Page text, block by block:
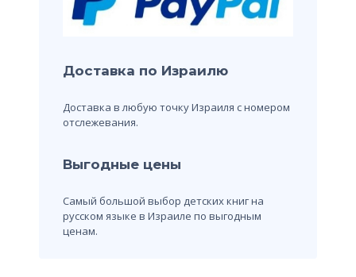
Доставка по Израилю
Доставка в любую точку Израиля с номером
отслежевания.
Выгодные цены
Самый большой выбор детских книг на
русском языке в Израиле по выгодным
ценам.